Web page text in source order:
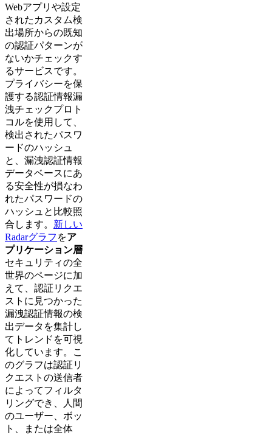
Webアプリや設定
されたカスタム検
出場所からの既知
の認証パターンが
ないかチェックす
るサービスです。
プライバシーを保
護する認証情報漏
洩チェックプロト
コルを使用して、
検出されたパスワ
ードのハッシュ
と、漏洩認証情報
データベースにあ
る安全性が損なわ
れたパスワードの
ハッシュと比較照
合します。 新しい
Radarグラフ をア
プリケーション層
セキュリティの全
世界のページに加
えて、認証リクエ
ストに見つかった
漏洩認証情報の検
出データを集計し
てトレンドを可視
化しています。こ
のグラフは認証リ
クエストの送信者
によってフィルタ
リングでき、人間
のユーザー、ボッ
ト、または全体